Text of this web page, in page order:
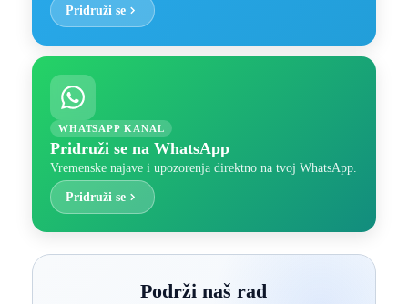
Pridruži se
WHATSAPP KANAL
Pridruži se na WhatsApp
Vremenske najave i upozorenja direktno na tvoj WhatsApp.
Pridruži se
Podrži naš rad